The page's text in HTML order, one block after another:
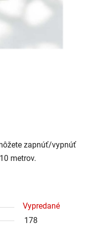
zapnúť/vypnúť
metrov.
Vypredané
178